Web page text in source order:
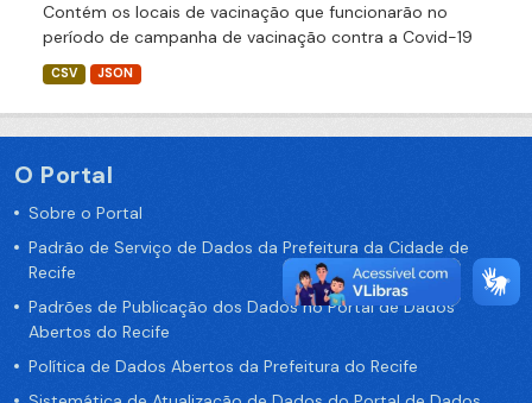
Contém os locais de vacinação que funcionarão no
período de campanha de vacinação contra a Covid-19
CSV JSON
O Portal
Sobre o Portal
Padrão de Serviço de Dados da Prefeitura da Cidade de
Recife
Padrões de Publicação dos Dados no Portal de Dados
Abertos do Recife
Política de Dados Abertos da Prefeitura do Recife